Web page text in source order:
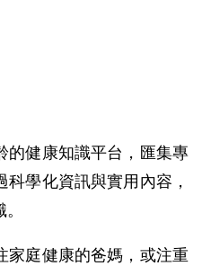
的健康知識平台，匯集專
學化資訊與實用內容，
家庭健康的爸媽，或注重